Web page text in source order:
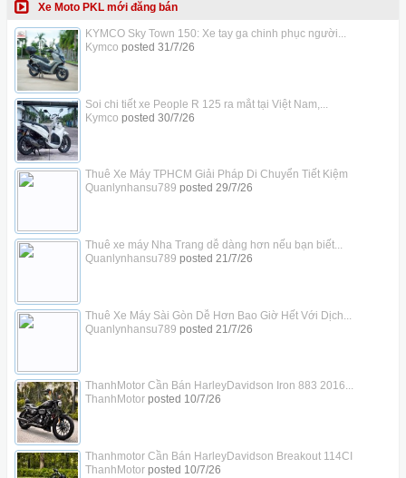
Xe Moto PKL mới đăng bán
KYMCO Sky Town 150: Xe tay ga chinh phục người...
Kymco posted 31/7/26
Soi chi tiết xe People R 125 ra mắt tại Việt Nam,...
Kymco posted 30/7/26
Thuê Xe Máy TPHCM Giải Pháp Di Chuyển Tiết Kiệm
Quanlynhansu789 posted 29/7/26
Thuê xe máy Nha Trang dễ dàng hơn nếu bạn biết...
Quanlynhansu789 posted 21/7/26
Thuê Xe Máy Sài Gòn Dễ Hơn Bao Giờ Hết Với Dịch...
Quanlynhansu789 posted 21/7/26
ThanhMotor Cần Bán HarleyDavidson Iron 883 2016...
ThanhMotorposted 10/7/26
Thanhmotor Cần Bán HarleyDavidson Breakout 114CI
ThanhMotorposted 10/7/26